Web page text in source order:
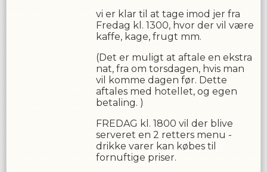
vi er klar til at tage imod jer fra
Fredag kl. 1300, hvor der vil være
kaffe, kage, frugt mm.
(Det er muligt at aftale en ekstra
nat, fra om torsdagen, hvis man
vil komme dagen før. Dette
aftales med hotellet, og egen
betaling. )
FREDAG kl. 1800 vil der blive
serveret en 2 retters menu -
drikke varer kan købes til
fornuftige priser.